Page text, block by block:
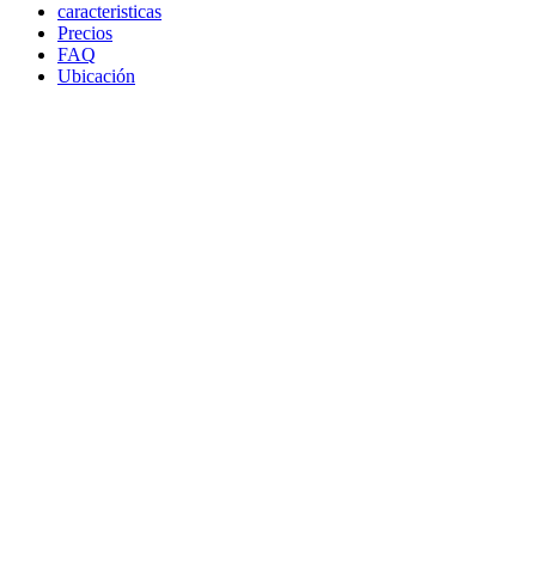
caracteristicas
Precios
FAQ
Ubicación